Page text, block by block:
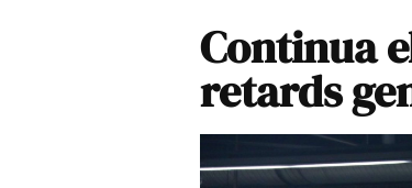
Continua
retards